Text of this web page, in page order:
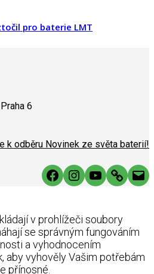
pro baterie LMT
6
k odběru Novinek ze světa baterií!
Facebook
Instagram
YouTube
Link
v prohlížeči soubory
se správným fungováním
a vyhodnocením
aby vyhověly Vašim potřebám
přínosné.